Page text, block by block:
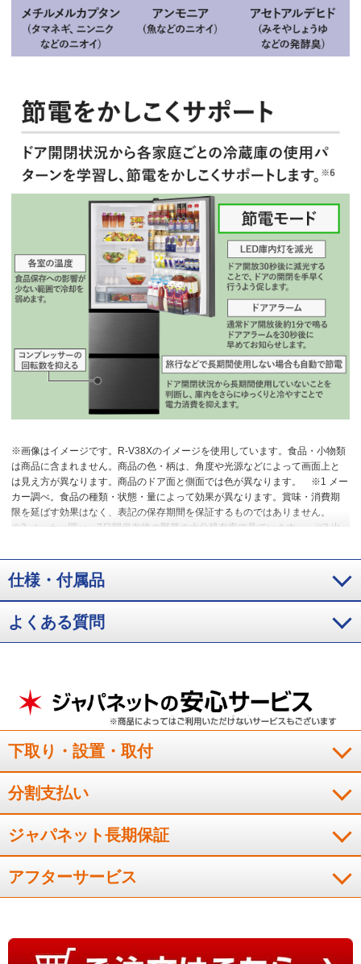
※画像はイメージです。R-V38Xのイメージを使用しています。食品・小物類
は商品に含まれません。商品の色・柄は、角度や光源などによって画面上と
は見え方が異なります。商品のドア面と側面では色が異なります。
※1 メー
カー調べ。食品の種類・状態・量によって効果が異なります。賞味・消費期
限を延ばす効果はなく、表記の保存期間を保証するものではありません。
※2 メーカー調べ。7日間保存後の野菜の水分残存率で見ています。
※3 出
時に比べて消費電力量が増加します。温かい食品を保存するときは、手で持
てるくらいの温度（約50℃）まで冷ましてから入れてください。
※4 硬度
100mg/L以下のものをご使用ください。ミネラルウォーターを使用すると氷
に白い浮遊物が混じることがありますが、これはミネラル分が氷に含まれた
もので飲用しても影響はありません。
※5 冷蔵庫を用いての各種臭気成分に
よるメーカー脱臭性能試験による。発生し続けているニオイなどは除去しき
仕様・付属品
よくある質問
下取り・設置・取付
分割支払い
ジャパネット長期保証
アフターサービス